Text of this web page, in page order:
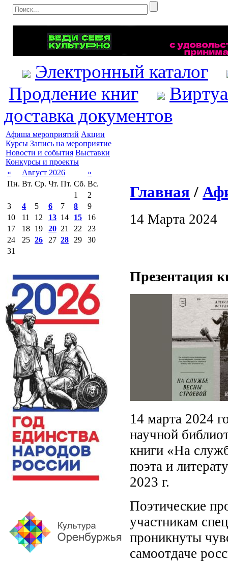
Электронный каталог
Продление книг
доставка документов
Афиша мероприятий Акции
Курсы Запись на мероприятие
Новости и события Выставки
Конкурсы и проекты
«
Август 2026
»
Пн. Вт. Ср. Чт. Пт. Сб. Вс.
1
2
3
4 5 6 7 8
9
10
11 12 13 14 15
16
17
18 19 20 21 22
23
24
25 26 27 28 29
30
31
Главная /
14 Марта 2024
Презентация
14 марта 2024
научной
книги «На
поэта и
2023 г.
Поэтические
участникам
проникнуты
самоотдаче